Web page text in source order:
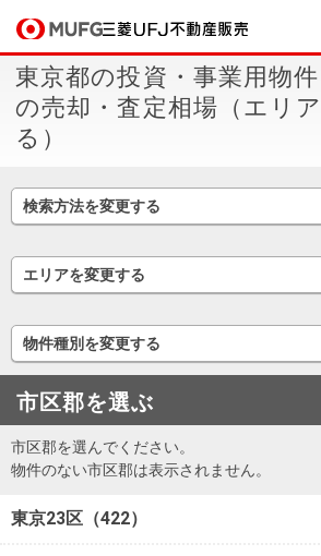
買いたいTOP
中古
マン
ショ
ンを
探す
新
売りたいTOP
無
料
査
定
売
却
売却
店舗案内TOP
店舗のご
案内（首
都圏）
案内（名
会社情報TOP
ごあいさ
つ
要
経営ビジ
ョン
沿革
採用情報TOP
新卒採用
情報
採用情報
買いたい
売りたい
店舗案内
会社情報
採用情報
法人のお客さま
提携企業にお勤めの方
東京都の投資・事業用物件
の売却・査定相場（エリ
る）
検索方法を変更する
エリアを変更する
物件種別を変更する
市区郡を選ぶ
市区郡を選んでください。
物件のない市区郡は表示されません。
東京23区（422）